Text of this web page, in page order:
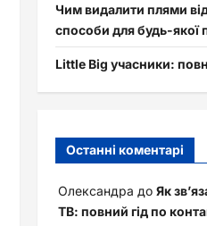
Чим видалити плями від
способи для будь-якої
Little Big учасники:
Останні коментарі
Олександра до Як
ТВ: повний гід по